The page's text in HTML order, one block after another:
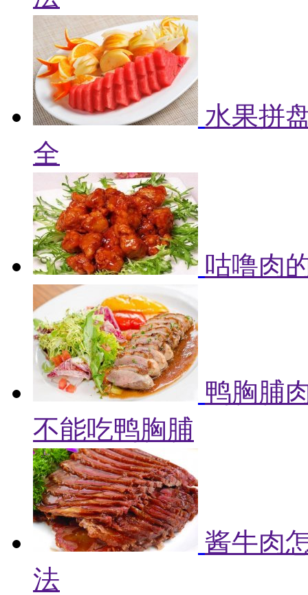
水果拼
全
咕噜肉
鸭胸脯
不能吃鸭胸脯
酱牛肉
法